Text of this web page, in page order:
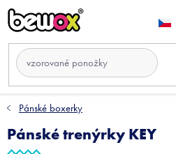
Přejít
na
Pánské boxerky
Pánské trenýrky KEY